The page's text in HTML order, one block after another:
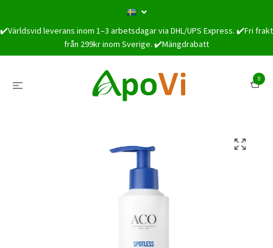
✔️Världsvid leverans inom 1–3 arbetsdagar via DHL/UPS Express. ✔️Fri frakt
från 299kr inom Sverige. ✔️Mängdrabatt
0